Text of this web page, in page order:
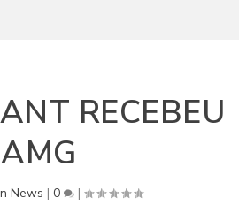
RECEBEU
News |0 |